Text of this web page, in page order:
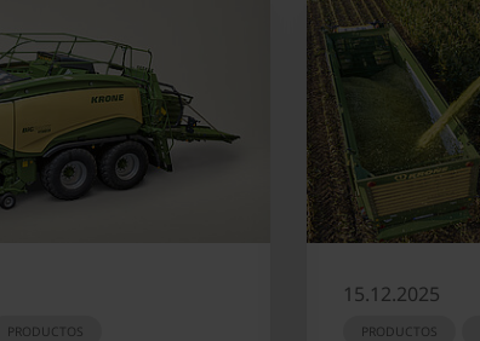
PRODUCTOS
15.12.2025
PRODUCTOS